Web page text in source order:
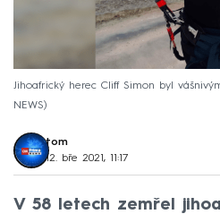
Jihoafrický herec Cliff Simon byl
NEWS
tom
12. bře 2021, 11:17
V 58 letech zemřel